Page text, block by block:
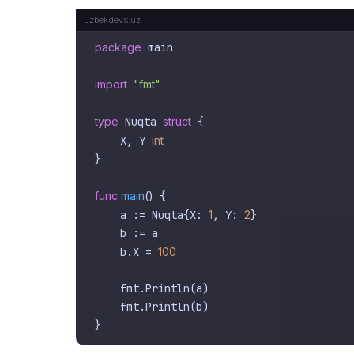
package main
import "fmt"
type Nuqta struct {
    X, Y
int
}
func main() {
    a := Nuqta{X:
1 , Y: 2}
    b := a
    b.X =
100
    fmt.Println(a)
    fmt.Println(b)